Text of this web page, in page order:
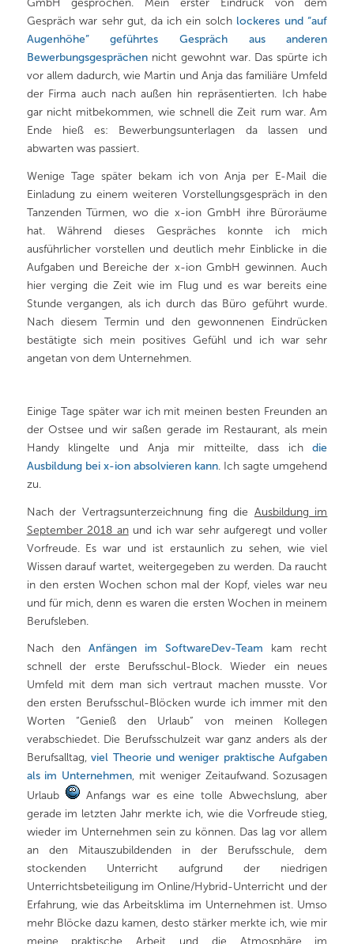
GmbH gesprochen. Mein erster Eindruck von dem
Gespräch war sehr gut, da ich ein solchlockeres und “auf
Augenhöhe” geführtes Gespräch aus anderen
Bewerbungsgesprächennicht gewohnt war. Das spürte ich
vor allem dadurch, wie Martin und Anja das familiäre Umfeld
der Firma auch nach außen hin repräsentierten. Ich habe
gar nicht mitbekommen, wie schnell die Zeit rum war. Am
Ende hieß es: Bewerbungsunterlagen da lassen und
abwarten was passiert.
Wenige Tage später bekam ich von Anja per E-Mail die
Einladung zu einem weiteren Vorstellungsgespräch in den
Tanzenden Türmen, wo die x-ion GmbH ihre Büroräume
hat. Während dieses Gespräches konnte ich mich
ausführlicher vorstellen und deutlich mehr Einblicke in die
Aufgaben und Bereiche der x-ion GmbH gewinnen. Auch
hier verging die Zeit wie im Flug und es war bereits eine
Stunde vergangen, als ich durch das Büro geführt wurde.
Nach diesem Termin und den gewonnenen Eindrücken
bestätigte sich mein positives Gefühl und ich war sehr
angetan von dem Unternehmen.
Einige Tage später war ich mit meinen besten Freunden an
der Ostsee und wir saßen gerade im Restaurant, als mein
Handy klingelte und Anja mir mitteilte, dass ichdie
Ausbildung bei x-ion absolvieren kann. Ich sagte umgehend
zu.
Nach der Vertragsunterzeichnung fing die Ausbildung im
September 2018 anund ich war sehr aufgeregt und voller
Vorfreude. Es war und ist erstaunlich zu sehen, wie viel
Wissen darauf wartet, weitergegeben zu werden. Da raucht
in den ersten Wochen schon mal der Kopf, vieles war neu
und für mich, denn es waren die ersten Wochen in meinem
Berufsleben.
Nach den Anfängen im SoftwareDev-Team kam recht
schnell der erste Berufsschul-Block.Wieder ein neues
Umfeld mit dem man sich vertraut machen musste. Vor
den ersten Berufsschul-Blöcken wurde ich immer mit den
Worten “Genieß den Urlaub” von meinen Kollegen
verabschiedet. Die Berufsschulzeit war ganz anders als der
Berufsalltag,viel Theorie und weniger praktische Aufgaben
als im Unternehmen, mit weniger Zeitaufwand. Sozusagen
Urlaub
Anfangs war es eine tolle Abwechslung, aber
gerade im letzten Jahr merkte ich, wie die Vorfreude stieg,
wieder im Unternehmen sein zu können. Das lag vor allem
an den Mitauszubildenden in der Berufsschule, dem
stockenden Unterricht aufgrund der niedrigen
Unterrichtsbeteiligung im Online/Hybrid-Unterricht und der
Erfahrung, wie das Arbeitsklima im Unternehmen ist. Umso
mehr Blöcke dazu kamen, desto stärker merkte ich, wie mir